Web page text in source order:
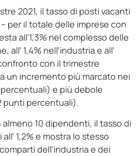
2021, il tasso di posti vacanti
per il totale delle imprese con
all’1,3% nel complesso delle
all’ 1,4% nell’industria e all’
con il trimestre
un incremento più marcato nei
e più debole
punti percentuali).
10 dipendenti, il tasso di
1,2% e mostra lo stesso
dell’industria e dei